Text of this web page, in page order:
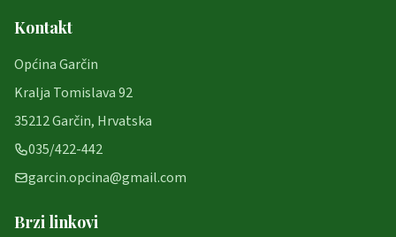
Kontakt
Općina Garčin
Kralja Tomislava 92
35212 Garčin, Hrvatska
035/422-442
garcin.opcina@gmail.com
Brzi linkovi